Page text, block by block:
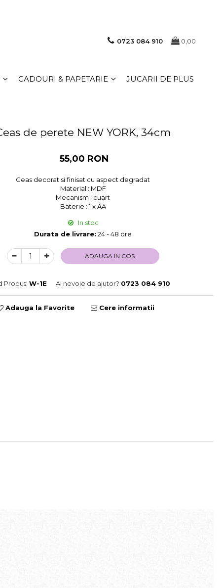
0723 084 910 0,00
CADOURI & PAPETARIE JUCARII DE PLUS
de perete NEW YORK, 34cm
55,00 RON
Ceas decorat si finisat cu aspect degradat
Material : MDF
Mecanism : cuart
Baterie : 1 x AA
In stoc
Durata de livrare: 24 - 48 ore
ADAUGA IN COS
Produs: W-1E Ai nevoie de ajutor? 0723 084 910
Adauga la Favorite Cere informatii